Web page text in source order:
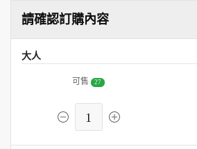
請確認訂購內容
大人
可售 27
1